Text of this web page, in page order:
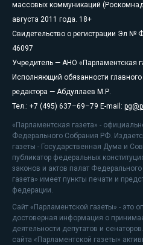
массовых коммуникаций
августа 2011 года. 18+
Свидетельство о регистрации Эл №
46097
Учредитель — АНО «Парламентская
Исполняющий обязанности главного
редактора — Абдуллаев М.Р.
Тел.: +7 (495) 637–69–79 E-mail:
«Парламентская газета» -
Федерального Собрания РФ.
газеты - Государственная Дума и
публикатор федеральных
законов и актов палат
газета» имеет пункты печати и
федерации.
Сайт «Парламентской газеты» - это
достоверная информация о
деятельности депутатов и
сайта «Парламентской газеты»